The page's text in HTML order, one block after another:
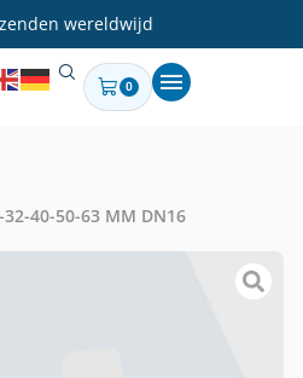
wereldwijd
0
32-40-50-63 MM DN16